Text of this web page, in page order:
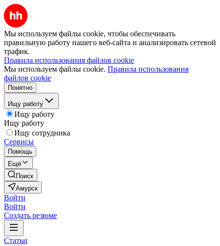
Мы используем файлы cookie, чтобы обеспечивать
правильную работу нашего веб-сайта и анализировать сетевой
трафик.
Правила использования файлов cookie
Мы используем файлы cookie. Правила использования
файлов cookie
Понятно
Ищу работу
Ищу работу
Ищу работу
Ищу сотрудника
Сервисы
Помощь
Ещё
Поиск
Амурск
Войти
Войти
Создать резюме
Статьи